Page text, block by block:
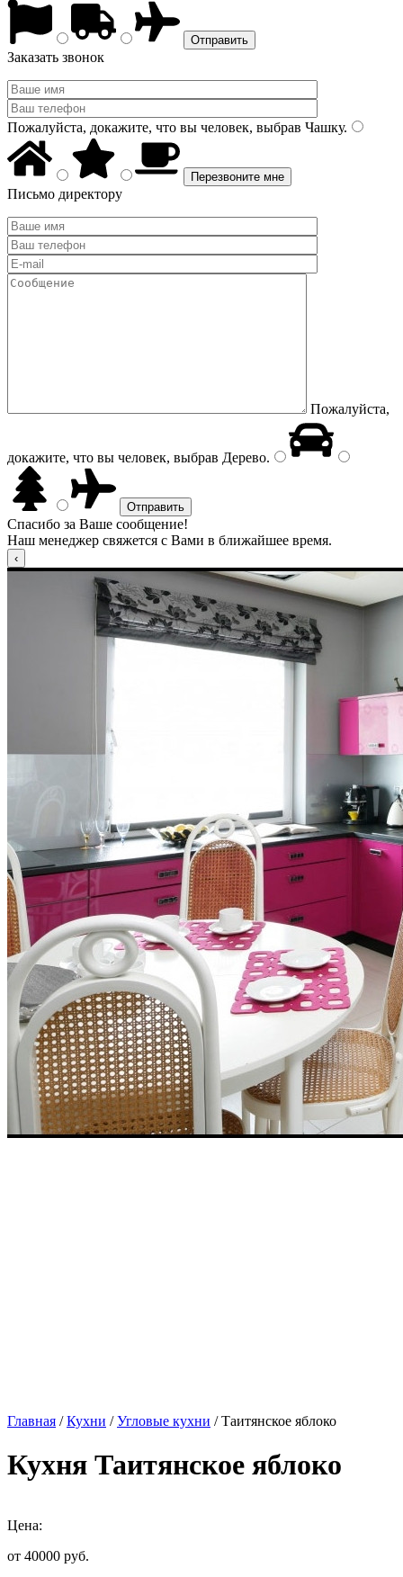
Заказать звонок
Пожалуйста, докажите, что вы человек, выбрав Чашку.
Письмо директору
Пожалуйста,
докажите, что вы человек, выбрав Дерево.
Спасибо за Ваше сообщение!
Наш менеджер свяжется с Вами в ближайшее время.
Главная /Кухни /Угловые кухни / Таитянское яблоко
Кухня Таитянское яблоко
Цена:
от 40000 руб.